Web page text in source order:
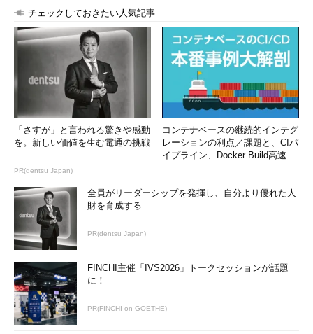
「アプリケーション中心に考え、その基盤となるインフラについ
ては臨機応変に選択・移行ができるようにしていこう」という考
えであり、機能でもある。現在はESXiとAHVの間で、これを実現
している。その先には当然パブリッククラウドがある。Nutanix
幹部は以前より、パブリッククラウドも含めた形で適材適所のア
プリケーション運用を実現していくと語っていた。Calm.ioの買
収により、これが実現に近づいたことになる。
ヴイエムウェアもマルチクラウド／クラウドオーケストレーシ
ョンに関しては、VMworld 2016で何らかの発表をすると考えら
れる。NutanixによるCalm.ioの買収は、その機先を制することを
狙ったものといえる。
さて、ヴイエムウェアは今週のVMworldでクラウドオーケスト
レーション製品を発表するのか。
ア Software-Defined Data Center部門担当上席副社長兼ゼネラ
ルマネージャ、ラグー・ラグラム（Raghu Raghuram）氏が以前
筆者に話していたような、「APIにGUIをかぶせたものでない」
ものなのだろうか。
チェックしておきたい人気記事
「さすが」と言われる驚きや感動
を。新しい価値を生む電通の挑戦
PR(dentsu Japan)
コンテナベースの継続的インテグ
レーションの利点／課題と、CIパ
イプライン、Docker Build高速化
全員がリーダーシップを発揮し、自分より優れた人
財を育成する
PR(dentsu Japan)
FINCHI主催「IVS2026」トークセッションが話題
に！
PR(FINCHI on GOETHE)